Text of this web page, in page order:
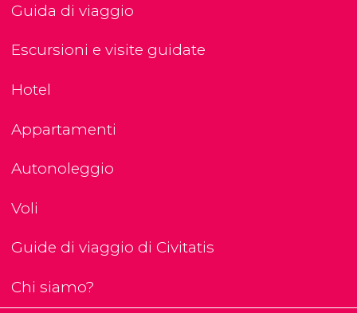
Guida di viaggio
Escursioni e visite guidate
Hotel
Appartamenti
Autonoleggio
Voli
Guide di viaggio di Civitatis
Chi siamo?